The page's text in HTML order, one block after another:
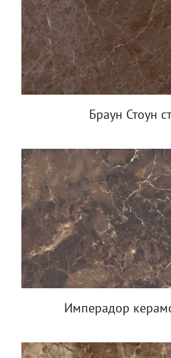
Браун Стоун
Имперадор